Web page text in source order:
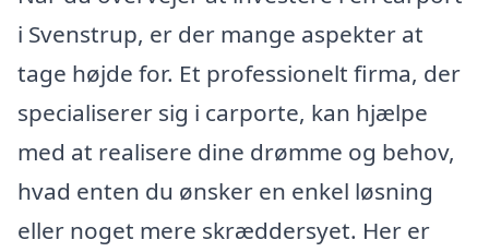
i Svenstrup, er der mange aspekter at
tage højde for. Et professionelt firma, der
specialiserer sig i carporte, kan hjælpe
med at realisere dine drømme og behov,
hvad enten du ønsker en enkel løsning
eller noget mere skræddersyet. Her er